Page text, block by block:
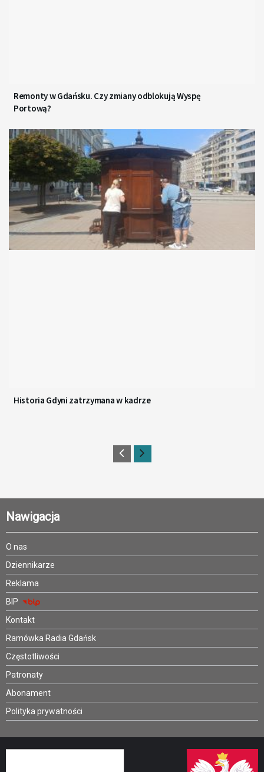
Remonty w Gdańsku. Czy zmiany odblokują Wyspę
Portową?
Historia Gdyni zatrzymana w kadrze
Nawigacja
O nas
Dziennikarze
Reklama
BIP
Kontakt
Ramówka Radia Gdańsk
Częstotliwości
Patronaty
Abonament
Polityka prywatności